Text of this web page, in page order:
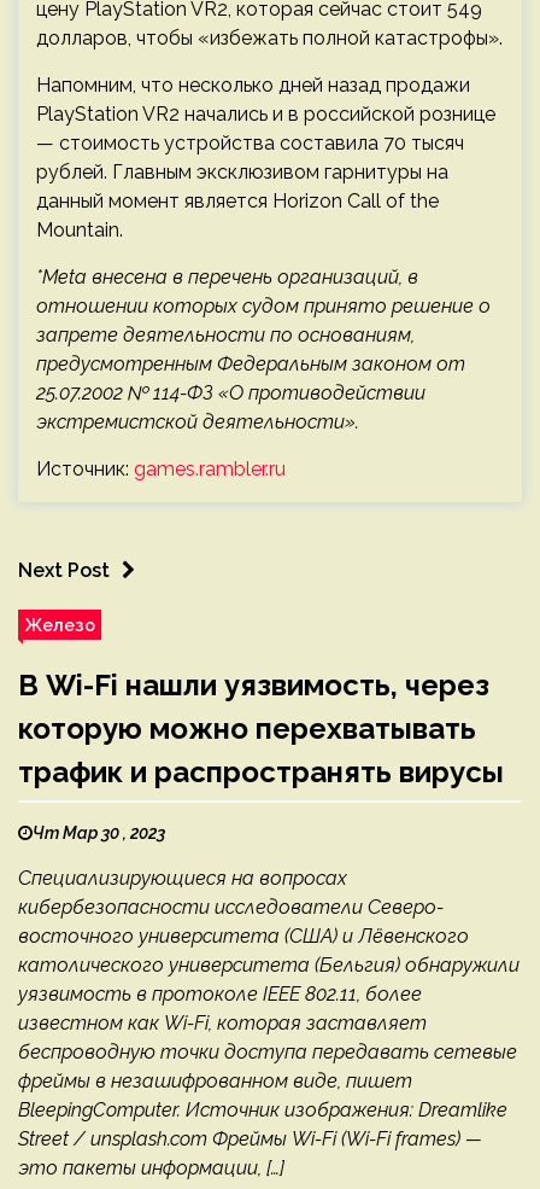
цену PlayStation VR2, которая сейчас стоит 549
долларов, чтобы «избежать полной катастрофы».
Напомним, что несколько дней назад продажи
PlayStation VR2 начались и в российской рознице
— стоимость устройства составила 70 тысяч
рублей. Главным эксклюзивом гарнитуры на
данный момент является Horizon Call of the
Mountain.
*Meta внесена в перечень организаций, в
отношении которых судом принято решение о
запрете деятельности по основаниям,
предусмотренным Федеральным законом от
25.07.2002 № 114-ФЗ «О противодействии
экстремистской деятельности».
Источник: games.rambler.ru
Next Post
Железо
В Wi-Fi нашли уязвимость, через
которую можно перехватывать
трафик и распространять вирусы
Чт Мар 30 , 2023
Специализирующиеся на вопросах
кибербезопасности исследователи Северо-
восточного университета (США) и Лёвенского
католического университета (Бельгия) обнаружили
уязвимость в протоколе IEEE 802.11, более
известном как Wi-Fi, которая заставляет
беспроводную точки доступа передавать сетевые
фреймы в незашифрованном виде, пишет
BleepingComputer. Источник изображения: Dreamlike
Street / unsplash.com Фреймы Wi-Fi (Wi-Fi frames) —
это пакеты информации, […]